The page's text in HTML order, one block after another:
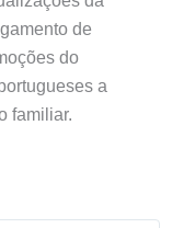
de
do
a
familiar.